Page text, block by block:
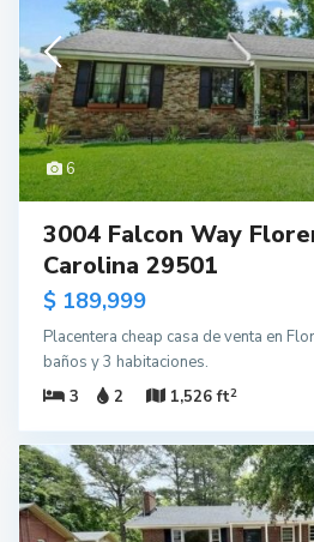
6
3004 Falcon Way
Carolina 29501
$ 189,999
Placentera cheap casa de venta en
baños y 3 habitaciones.
3
2 1,526 ft2